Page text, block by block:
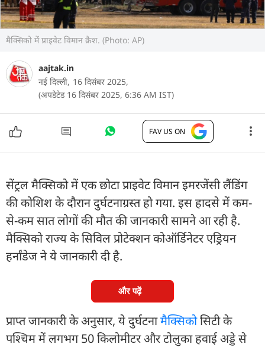
मैक्सिको में प्राइवेट विमान क्रैश. (Photo: AP)
aajtak.in
नई दिल्ली, 16 दिसंबर 2025,
(अपडेटेड 16 दिसंबर 2025, 6:36 AM IST)
FAV US ON
सेंट्रल मैक्सिको में एक छोटा प्राइवेट विमान इमरजेंसी लैंडिंग
की कोशिश के दौरान दुर्घटनाग्रस्त हो गया. इस हादसे में कम-
से-कम सात लोगों की मौत की जानकारी सामने आ रही है.
मैक्सिको राज्य के सिविल प्रोटेक्शन कोऑर्डिनेटर एड्रियन
हर्नांडेज ने ये जानकारी दी है.
और पढ़ें
प्राप्त जानकारी के अनुसार, ये दुर्घटनामैक्सिकोसिटी के
पश्चिम में लगभग 50 किलोमीटर और टोलुका हवाई अड्डे से